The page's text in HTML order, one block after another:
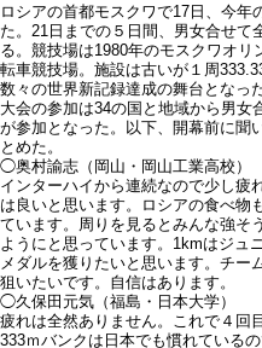
ロシアの首都モスクワで17日、今年
た。21日までの５日間、男女合せて
る。競技場は1980年のモスクワオ
転車競技場。施設は古いが１周
数々の世界新記録達成の舞台となっ
大会の参加は34の国と地域から男女
が参加となった。以下、開幕前に聞
とめた。
◯奥村諭志（岡山・岡山工業高校）
インターハイから連続なので少し疲
は良いと思います。ロシアの食べ物
ています。周りを見るとみんな強そ
ようにと思っています。1kmはジュ
メダルを獲りたいと思います。チー
狙いたいです。自信はあります。
◯久保田元気（福島・日本大学）
疲れは全然ありません。これで４回
333ｍバンクは日本でも慣れている